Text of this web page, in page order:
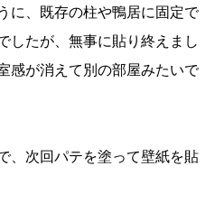
に、既存の柱や鴨居に固定で
したが、無事に貼り終えまし
感が消えて別の部屋みたいで
、次回パテを塗って壁紙を貼